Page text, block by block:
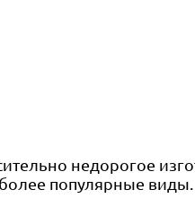
недорогое
популярные виды.